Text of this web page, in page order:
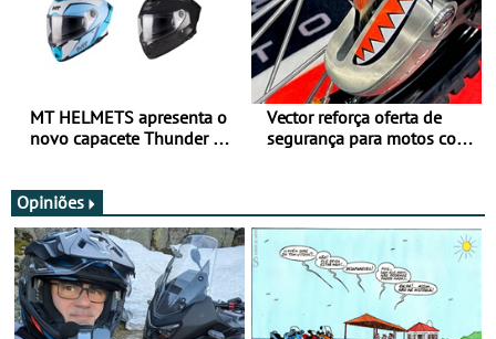
MT HELMETS apresenta o
novo capacete Thunder 4 R
Vector reforça oferta de
segurança para motos com
Opiniões